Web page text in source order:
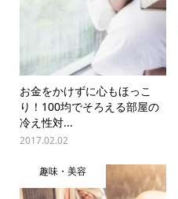
お金をかけずに心もほっこ
り！100均でそろえる部屋の
冷え性対...
2017.02.02
趣味・美容